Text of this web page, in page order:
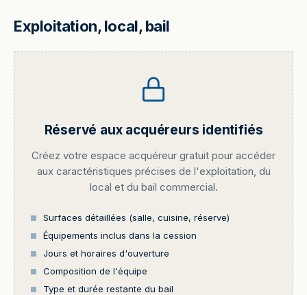
Exploitation, local, bail
Réservé aux acquéreurs identifiés
Créez votre espace acquéreur gratuit pour accéder
aux caractéristiques précises de l'exploitation, du
local et du bail commercial.
Surfaces détaillées (salle, cuisine, réserve)
Équipements inclus dans la cession
Jours et horaires d'ouverture
Composition de l'équipe
Type et durée restante du bail